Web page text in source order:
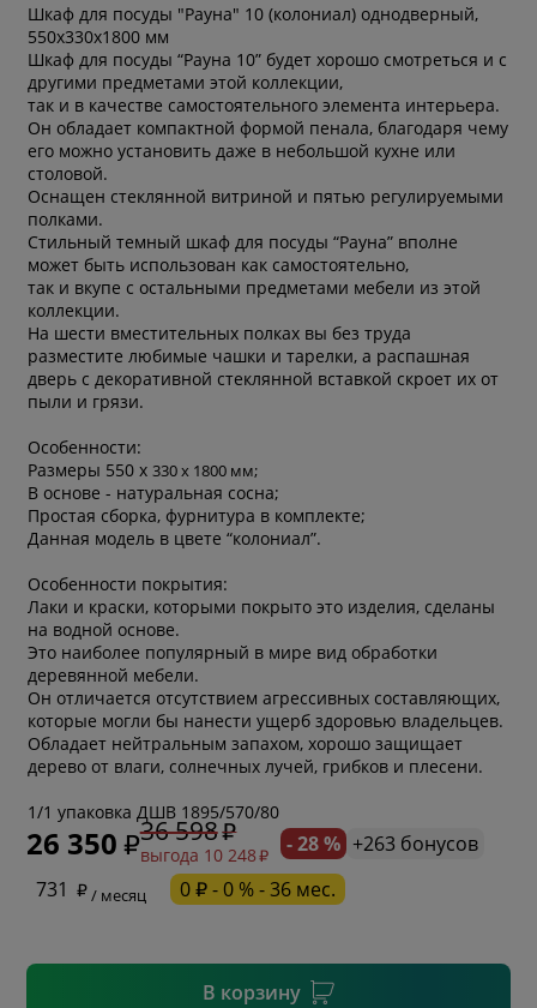
Шкаф для посуды "Рауна" 10 (колониал) однодверный,
550x330x1800 мм
Шкаф для посуды “Рауна 10” будет хорошо смотреться и с
другими предметами этой коллекции,
так и в качестве самостоятельного элемента интерьера.
Он обладает компактной формой пенала, благодаря чему
его можно установить даже в небольшой кухне или
столовой.
Оснащен стеклянной витриной и пятью регулируемыми
полками.
Стильный темный шкаф для посуды “Рауна” вполне
может быть использован как самостоятельно,
так и вкупе с остальными предметами мебели из этой
коллекции.
На шести вместительных полках вы без труда
разместите любимые чашки и тарелки, а распашная
дверь с декоративной стеклянной вставкой скроет их от
пыли и грязи.
Особенности:
Размеры 550 x 330x 1800 мм;
В основе - натуральная сосна;
Простая сборка, фурнитура в комплекте;
Данная модель в цвете “колониал”.
Особенности покрытия:
Лаки и краски, которыми покрыто это изделия, сделаны
на водной основе.
Это наиболее популярный в мире вид обработки
деревянной мебели.
Он отличается отсутствием агрессивных составляющих,
которые могли бы нанести ущерб здоровью владельцев.
Обладает нейтральным запахом, хорошо защищает
дерево от влаги, солнечных лучей, грибков и плесени.
1/1 упаковка ДШВ 1895/570/80
26 350 36 598
выгода 10 248 - 28 % +263 бонусов
731
/ месяц 0 ₽ - 0 % - 36 мес.
В корзину
* необязательное поле